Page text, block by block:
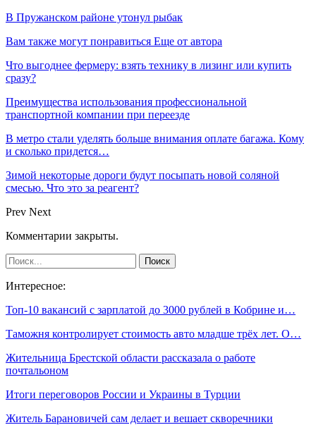
В Пружанском районе утонул рыбак
Вам также могут понравиться Еще от автора
Что выгоднее фермеру: взять технику в лизинг или купить
сразу?
Преимущества использования профессиональной
транспортной компании при переезде
В метро стали уделять больше внимания оплате багажа. Кому
и сколько придется…
Зимой некоторые дороги будут посыпать новой соляной
смесью. Что это за реагент?
Prev Next
Комментарии закрыты.
Интересное:
Топ-10 вакансий с зарплатой до 3000 рублей в Кобрине и…
Таможня контролирует стоимость авто младше трёх лет. О…
Жительница Брестской области рассказала о работе
почтальоном
Итоги переговоров России и Украины в Турции
Житель Барановичей сам делает и вешает скворечники